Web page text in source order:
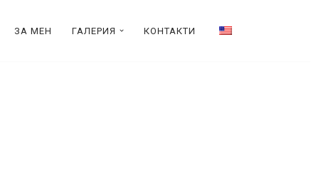
ЗА МЕН ГАЛЕРИЯ КОНТАКТИ